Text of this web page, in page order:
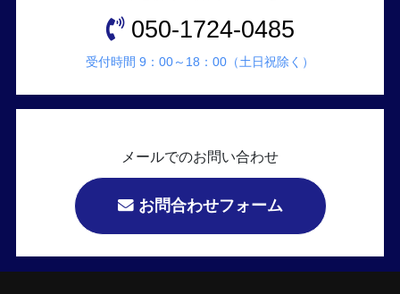
050-1724-0485
受付時間 9：00～18：00（土日祝除く）
メールでのお問い合わせ
お問合わせフォーム